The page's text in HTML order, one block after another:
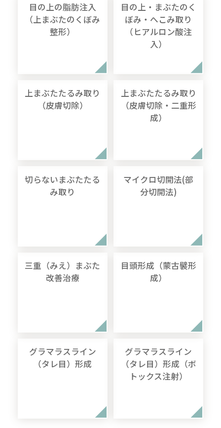
目の上の脂肪注入
（上まぶたのくぼみ
整形）
目の上・まぶたのく
ぼみ・へこみ取り
（ヒアルロン酸注
入）
上まぶたたるみ取り
（皮膚切除）
上まぶたたるみ取り
（皮膚切除・二重形
成）
切らないまぶたたる
み取り
マイクロ切開法(部
分切開法)
三重（みえ）まぶた
改善治療
目頭形成（蒙古襞形
成）
グラマラスライン
（タレ目）形成
グラマラスライン
（タレ目）形成（ボ
トックス注射）